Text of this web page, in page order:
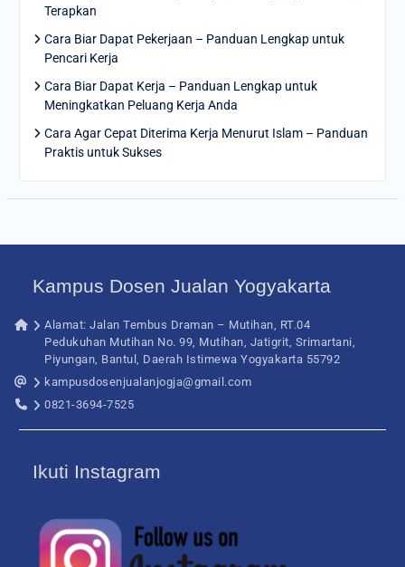
Terapkan
Cara Biar Dapat Pekerjaan – Panduan Lengkap untuk
Pencari Kerja
Cara Biar Dapat Kerja – Panduan Lengkap untuk
Meningkatkan Peluang Kerja Anda
Cara Agar Cepat Diterima Kerja Menurut Islam – Panduan
Praktis untuk Sukses
Kampus Dosen Jualan Yogyakarta
Alamat: Jalan Tembus Draman – Mutihan, RT.04
Pedukuhan Mutihan No. 99, Mutihan, Jatigrit, Srimartani,
Piyungan, Bantul, Daerah Istimewa Yogyakarta 55792
kampusdosenjualanjogja@gmail.com
0821-3694-7525
Ikuti Instagram